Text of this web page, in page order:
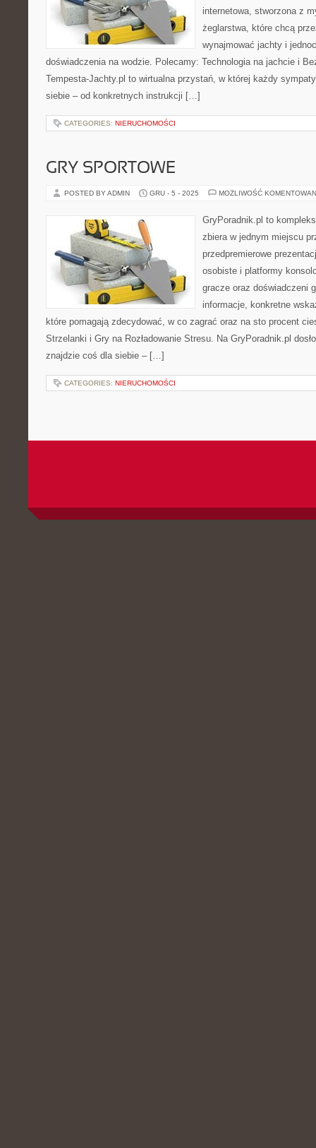
internetowa, stworzona z
żeglarstwa, które chcą
wynajmować jachty i
doświadczenia na wodzie. Polecamy: Technologia na jachcie i
Tempesta-Jachty.pl to wirtualna przystań, w której każdy
siebie – od konkretnych instrukcji […]
CATEGORIES: NIERUCHOMOŚCI
GRY SPORTOWE
POSTED BY ADMIN GRU - 5 - 2025 MOŻLIWOŚĆ
GryPoradnik.pl to
zbiera w jednym miejscu
przedpremierowe
osobiste i platformy
gracze oraz doświadczeni
informacje, konkretne
które pomagają zdecydować, w co zagrać oraz na sto procent
Strzelanki i Gry na Rozładowanie Stresu. Na GryPoradnik.pl
znajdzie coś dla siebie – […]
CATEGORIES: NIERUCHOMOŚCI